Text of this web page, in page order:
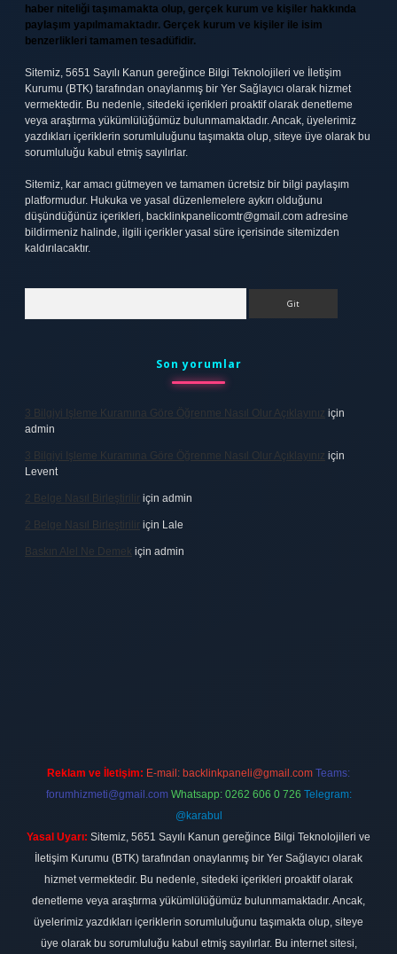
haber niteliği taşımamakta olup, gerçek kurum ve kişiler hakkında
paylaşım yapılmamaktadır. Gerçek kurum ve kişiler ile isim
benzerlikleri tamamen tesadüfidir.
Sitemiz, 5651 Sayılı Kanun gereğince Bilgi Teknolojileri ve İletişim
Kurumu (BTK) tarafından onaylanmış bir Yer Sağlayıcı olarak hizmet
vermektedir. Bu nedenle, sitedeki içerikleri proaktif olarak denetleme
veya araştırma yükümlülüğümüz bulunmamaktadır. Ancak, üyelerimiz
yazdıkları içeriklerin sorumluluğunu taşımakta olup, siteye üye olarak bu
sorumluluğu kabul etmiş sayılırlar.
Sitemiz, kar amacı gütmeyen ve tamamen ücretsiz bir bilgi paylaşım
platformudur. Hukuka ve yasal düzenlemelere aykırı olduğunu
düşündüğünüz içerikleri, backlinkpanelicomtr@gmail.com adresine
bildirmeniz halinde, ilgili içerikler yasal süre içerisinde sitemizden
kaldırılacaktır.
Son yorumlar
3 Bilgiyi Işleme Kuramına Göre Öğrenme Nasıl Olur Açıklayınız için
admin
3 Bilgiyi Işleme Kuramına Göre Öğrenme Nasıl Olur Açıklayınız için
Levent
2 Belge Nasıl Birleştirilir için admin
2 Belge Nasıl Birleştirilir için Lale
Baskın Alel Ne Demek için admin
Reklam ve İletişim: E-mail: backlinkpaneli@gmail.com Teams:
forumhizmeti@gmail.com Whatsapp: 0262 606 0 726 Telegram:
@karabul
Yasal Uyarı: Sitemiz, 5651 Sayılı Kanun gereğince Bilgi Teknolojileri ve
İletişim Kurumu (BTK) tarafından onaylanmış bir Yer Sağlayıcı olarak
hizmet vermektedir. Bu nedenle, sitedeki içerikleri proaktif olarak
denetleme veya araştırma yükümlülüğümüz bulunmamaktadır. Ancak,
üyelerimiz yazdıkları içeriklerin sorumluluğunu taşımakta olup, siteye
üye olarak bu sorumluluğu kabul etmiş sayılırlar. Bu internet sitesi,